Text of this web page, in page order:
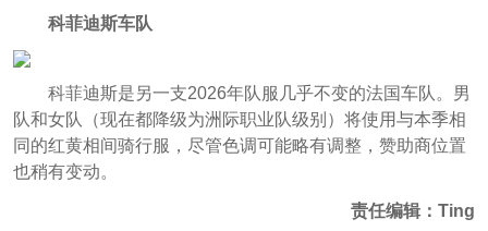
科菲迪斯车队
科菲迪斯是另一支2026年队服几乎不变的法国车队。男
队和女队（现在都降级为洲际职业队级别）将使用与本季相
同的红黄相间骑行服，尽管色调可能略有调整，赞助商位置
也稍有变动。
责任编辑：Ting